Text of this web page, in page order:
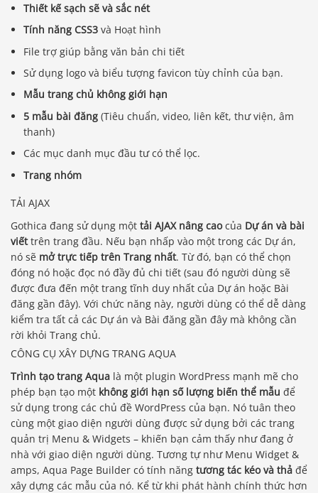
Thiết kế sạch sẽ và sắc nét
Tính năng CSS3 và Hoạt hình
File trợ giúp bằng văn bản chi tiết
Sử dụng logo và biểu tượng favicon tùy chỉnh của bạn.
Mẫu trang chủ không giới hạn
5 mẫu bài đăng (Tiêu chuẩn, video, liên kết, thư viện, âm
thanh)
Các mục danh mục đầu tư có thể lọc.
Trang nhóm
TẢI AJAX
Gothica đang sử dụng một tải AJAX nâng caocủa Dự án và bài
viếttrên trang đầu. Nếu bạn nhấp vào một trong các Dự án,
nó sẽ mở trực tiếp trên Trang nhất. Từ đó, bạn có thể chọn
đóng nó hoặc đọc nó đầy đủ chi tiết (sau đó người dùng sẽ
được đưa đến một trang tĩnh duy nhất của Dự án hoặc Bài
đăng gần đây). Với chức năng này, người dùng có thể dễ dàng
kiểm tra tất cả các Dự án và Bài đăng gần đây mà không cần
rời khỏi Trang chủ.
CÔNG CỤ XÂY DỰNG TRANG AQUA
Trình tạo trang Aqua là một plugin WordPress mạnh mẽ cho
phép bạn tạo một không giới hạn số lượng biến thể mẫu để
sử dụng trong các chủ đề WordPress của bạn. Nó tuân theo
cùng một giao diện người dùng được sử dụng bởi các trang
quản trị Menu & Widgets – khiến bạn cảm thấy như đang ở
nhà với giao diện người dùng. Tương tự như Menu Widget &
amps, Aqua Page Builder có tính năng tương tác kéo và thả để
xây dựng các mẫu của nó. Kể từ khi phát hành chính thức hơn